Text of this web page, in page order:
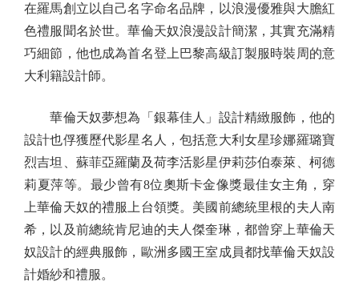
在羅馬創立以自己名字命名品牌，以浪漫優雅與大膽紅
色禮服聞名於世。華倫天奴浪漫設計簡潔，其實充滿精
巧細節，他也成為首名登上巴黎高級訂製服時裝周的意
大利籍設計師。
華倫天奴夢想為「銀幕佳人」設計精緻服飾，他的
設計也俘獲歷代影星名人，包括意大利女星珍娜羅璐寶
烈吉坦、蘇菲亞羅蘭及荷李活影星伊莉莎伯泰萊、柯德
莉夏萍等。最少曾有8位奧斯卡金像獎最佳女主角，穿
上華倫天奴的禮服上台領獎。美國前總統里根的夫人南
希，以及前總統肯尼迪的夫人傑奎琳，都曾穿上華倫天
奴設計的經典服飾，歐洲多國王室成員都找華倫天奴設
計婚紗和禮服。